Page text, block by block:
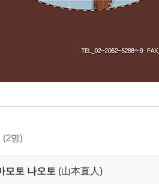
(2명)
모토 나오토 (山本直人)